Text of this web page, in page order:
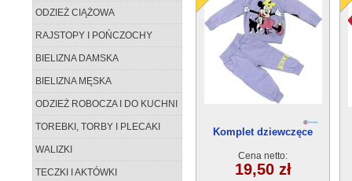
ODZIEŻ CIĄŻOWA
RAJSTOPY I POŃCZOCHY
BIELIZNA DAMSKA
BIELIZNA MĘSKA
ODZIEŻ ROBOCZA I DO KUCHNI
TOREBKI, TORBY I PLECAKI
WALIZKI
TECZKI I AKTÓWKI
Komplet dziewczęce
Cena netto:
19,50 zł